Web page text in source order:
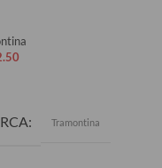
Tramontina